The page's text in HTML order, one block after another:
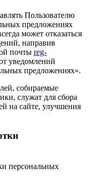
Пользователю
предложениях
может отказаться
направив
почты reg-
уведомлений
предложениях».
собираемые
служат для сбора
на сайте, улучшения
персональных